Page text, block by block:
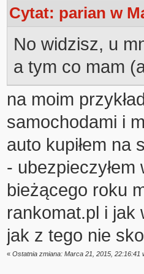
Cytat: parian w
No widzisz, u
a tym co mam
na moim
samochodami i
auto kupiłem na
- ubezpieczyłem
bieżącego roku
rankomat.pl i jak
jak z tego nie
« Ostatnia zmiana: Marca 21, 2015, 22:16:41